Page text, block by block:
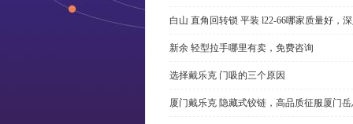
白山 直角回转锁 平装 l22-66哪家质量好，
新余 轻型拉手哪里有卖，免费咨询
选择戴乐克 门吸的三个原因
厦门戴乐克 隐藏式铰链，高品质征服厦门